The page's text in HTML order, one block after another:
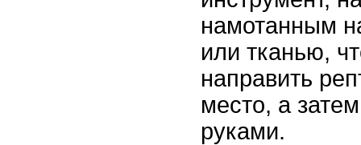
намотанным
или тканью,
направить
место, а
руками.